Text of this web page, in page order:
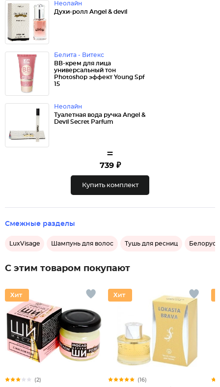
Неолайн
Духи-ролл Angel & devil
Белита - Витекс
ВВ-крем для лица
универсальный тон
Photoshop эффект Young Spf
15
Неолайн
Туалетная вода ручка Angel &
Devil Secret Parfum
=
739 ₽
Купить комплект
Смежные разделы
LuxVisage Шампунь для волос Тушь для ресниц
С этим товаром покупают
(2) (16)